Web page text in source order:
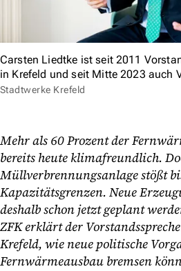
Carsten Liedtke ist seit 2011
in Krefeld und seit Mitte 2023 auch
Stadtwerke Krefeld
Mehr als 60 Prozent der
bereits heute klimafreundlich.
Müllverbrennungsanlage stößt
Kapazitätsgrenzen. Neue
deshalb schon jetzt geplant
ZFK erklärt der
Krefeld, wie neue politische
Fernwärmeausbau bremsen